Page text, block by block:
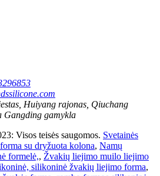
Huiyang rajonas, Qiuchang
Gangding gamykla
Visos teisės saugomos. Svetainės
su dryžuota kolona, Namų
formelė,, Žvakių liejimo muilo liejimo
silikoninė žvakių liejimo forma,